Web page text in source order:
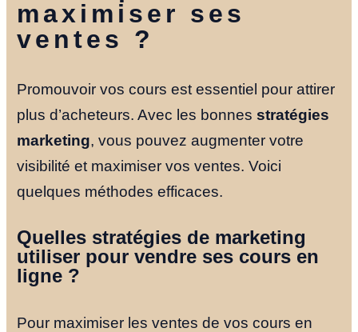
maximiser ses
ventes ?
Promouvoir vos cours est essentiel pour attirer
plus d’acheteurs. Avec les bonnesstratégies
marketing, vous pouvez augmenter votre
visibilité et maximiser vos ventes. Voici
quelques méthodes efficaces.
Quelles stratégies de marketing
utiliser pour vendre ses cours en
ligne ?
Pour maximiser les ventes de vos cours en